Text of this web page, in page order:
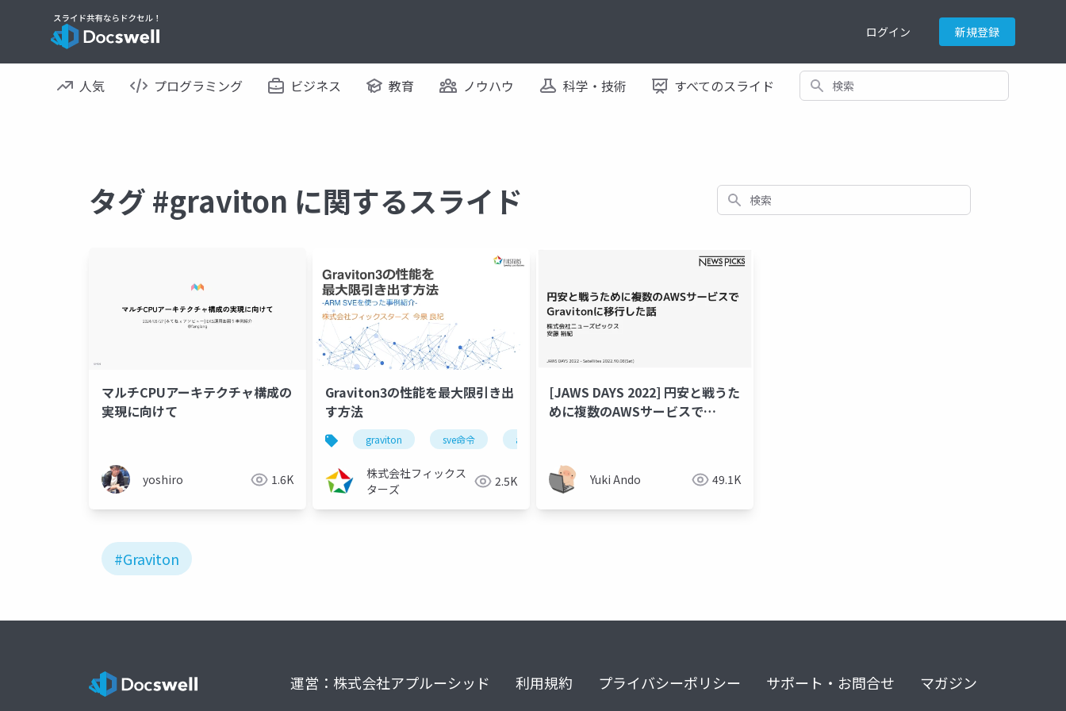
ログイン 新規登録
人気 プログラミング ビジネス 教育 ノウハウ 科学・技術 すべてのスライド 検索
タグ #graviton に関するスライド 検索
マルチCPUアーキテクチャ構成の
実現に向けて
yoshiro 1.6K
Graviton3の性能を最大限引き出
す方法
graviton sve命令 arm
株式会社フィックス
ターズ
2.5K
[JAWS DAYS 2022] 円安と戦うた
めに複数のAWSサービスで
Yuki Ando 49.1K
#Graviton
運営：株式会社アプルーシッド 利用規約 プライバシーポリシー サポート・お問合せ マガジン